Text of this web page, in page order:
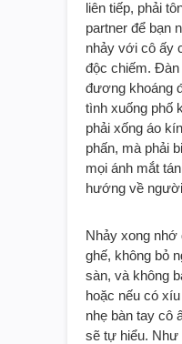
liên tiếp, phải
partner để bạn
nhảy với cô ấy
độc chiếm. Đàn
đương khoáng
tình xuống phố
phải xống áo
phấn, mà phải
mọi ánh mắt
hướng về
Nhảy xong
ghế, không bỏ
sàn, và không
hoặc nếu có
nhẹ bàn tay cô
sẽ tự hiểu. Như